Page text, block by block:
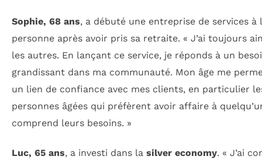
Sophie, 68 ans, a débuté une entreprise de services à
personne après avoir pris sa retraite. « J’ai toujours
les autres. En lançant ce service, je réponds à un
grandissant dans ma communauté. Mon âge me
un lien de confiance avec mes clients, en particulier
personnes âgées qui préfèrent avoir affaire à
comprend leurs besoins. »
Luc, 65 ans, a investi dans la silver economy. « J’ai